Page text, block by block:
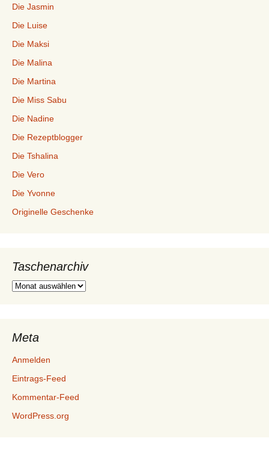
Die Jasmin
Die Luise
Die Maksi
Die Malina
Die Martina
Die Miss Sabu
Die Nadine
Die Rezeptblogger
Die Tshalina
Die Vero
Die Yvonne
Originelle Geschenke
Taschenarchiv
Taschenarchiv
Meta
Anmelden
Eintrags-Feed
Kommentar-Feed
WordPress.org